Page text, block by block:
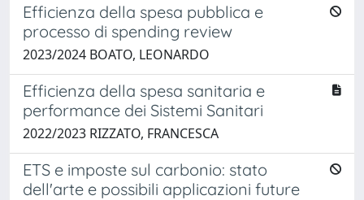
Efficienza della spesa pubblica e
processo di spending review
2023/2024 BOATO, LEONARDO
Efficienza della spesa sanitaria e
performance dei Sistemi Sanitari
2022/2023 RIZZATO, FRANCESCA
ETS e imposte sul carbonio: stato
dell'arte e possibili applicazioni future